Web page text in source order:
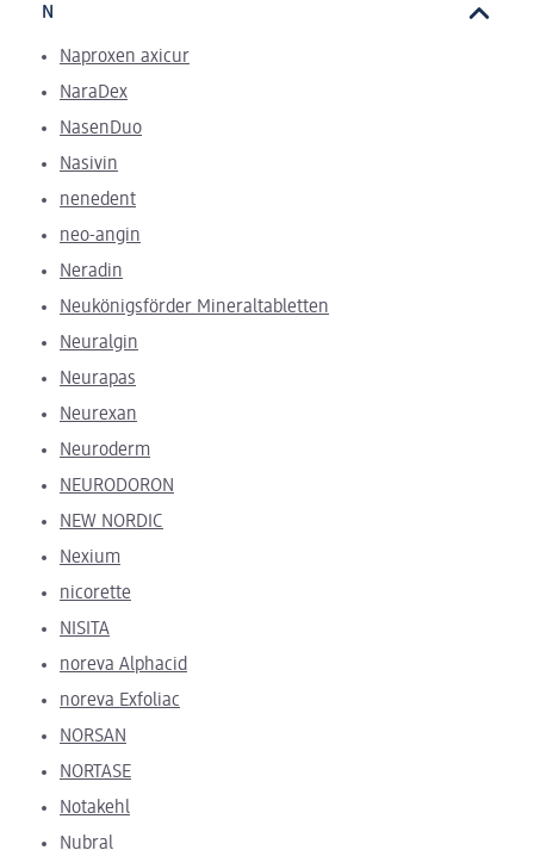
N
Naproxen axicur
NaraDex
NasenDuo
Nasivin
nenedent
neo-angin
Neradin
Neukönigsförder Mineraltabletten
Neuralgin
Neurapas
Neurexan
Neuroderm
NEURODORON
NEW NORDIC
Nexium
nicorette
NISITA
noreva Alphacid
noreva Exfoliac
NORSAN
NORTASE
Notakehl
Nubral